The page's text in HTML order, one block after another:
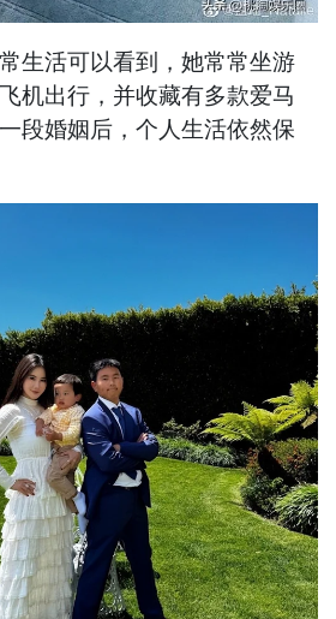
生活可以看到，她常常坐游
机出行，并收藏有多款爱马
段婚姻后，个人生活依然保